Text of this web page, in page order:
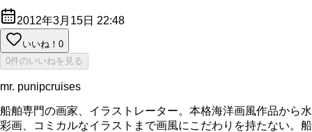
2012年3月15日 22:48
いいね！ 0
0件のいいねを見る
mr. punipcruises
船舶専門の画家、イラストレーター。本格海洋画風作品から水
彩画、コミカルなイラストまで画風にこだわりを持たない。船